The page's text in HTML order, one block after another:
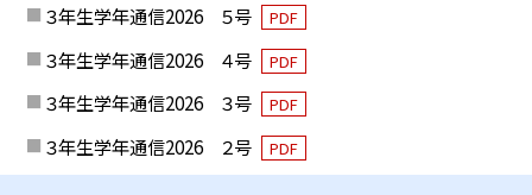
３年生学年通信2026 ５号
PDF
３年生学年通信2026 ４号 PDF
３年生学年通信2026 ３号 PDF
３年生学年通信2026 ２号 PDF